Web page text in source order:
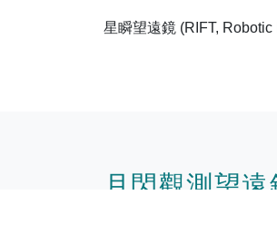
星瞬望遠鏡 (RIFT,
月閃觀測望遠